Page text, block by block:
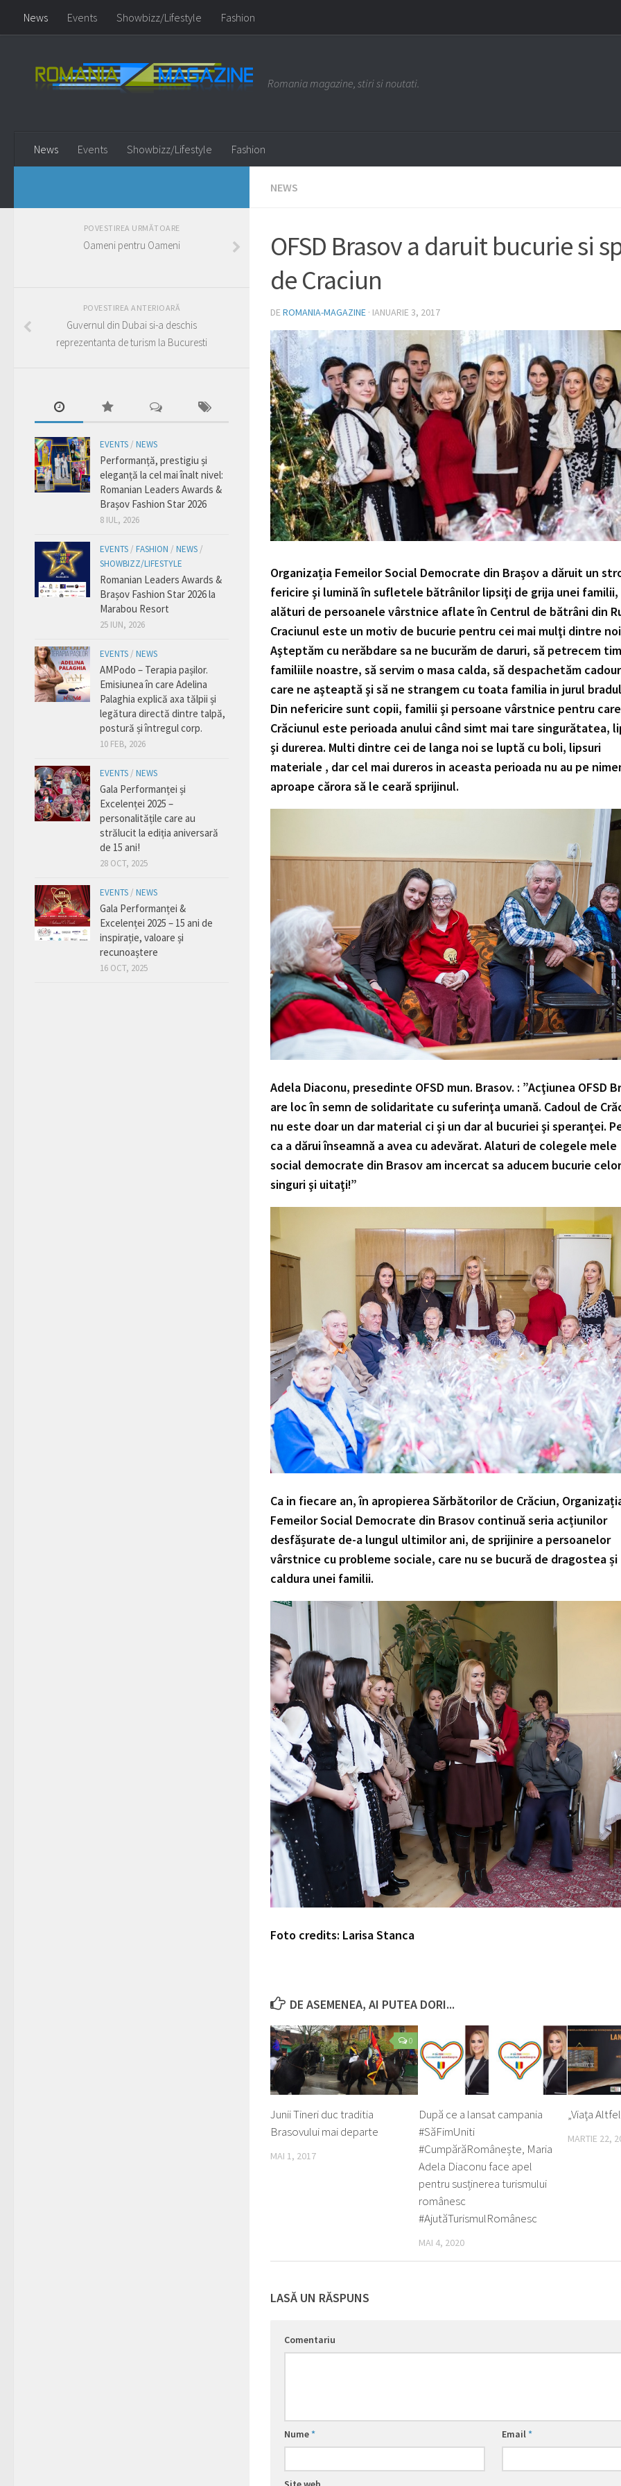
News Events Showbizz/Lifestyle Fashion
Romania magazine, stiri si noutati.
News Events Showbizz/Lifestyle Fashion
NEWS
OFSD Brasov a daruit bucurie si
de Craciun
DE ROMANIA-MAGAZINE · IANUARIE 3, 2017
Organizația Femeilor Social Democrate din Braşov a dăruit un
fericire şi lumină în sufletele bătrânilor lipsiţi de grija unei
alături de persoanele vârstnice aflate în Centrul de bătrâni din
Craciunul este un motiv de bucurie pentru cei mai mulţi dintre
Aşteptăm cu nerăbdare sa ne bucurăm de daruri, să petrecem
familiile noastre, să servim o masa calda, să despachetăm
care ne aşteaptă şi să ne strangem cu toata familia in jurul
Din nefericire sunt copii, familii şi persoane vârstnice pentru care
Crăciunul este perioada anului când simt mai tare singurătatea,
şi durerea. Multi dintre cei de langa noi se luptă cu boli, lipsuri
materiale , dar cel mai dureros in aceasta perioada nu au pe
aproape cărora să le ceară sprijinul.
Adela Diaconu, presedinte OFSD mun. Brasov. : ”Acţiunea OFSD
are loc în semn de solidaritate cu suferinţa umană. Cadoul de
nu este doar un dar material ci şi un dar al bucuriei şi speranţei.
ca a dărui înseamnă a avea cu adevărat. Alaturi de colegele mele
social democrate din Brasov am incercat sa aducem bucurie celor
singuri şi uitaţi!”
Ca in fiecare an, în apropierea Sărbătorilor de Crăciun,
Femeilor Social Democrate din Brasov continuă seria acțiunilor
desfășurate de-a lungul ultimilor ani, de sprijinire a persoanelor
vârstnice cu probleme sociale, care nu se bucură de dragostea și
caldura unei familii.
Foto credits: Larisa Stanca
DE ASEMENEA, AI PUTEA DORI...
0
Junii Tineri duc traditia
Brasovului mai departe
MAI 1, 2017
După ce a lansat campania
#SăFimUniti
#CumpărăRomânește, Maria
Adela Diaconu face apel
pentru susținerea turismului
românesc
#AjutăTurismulRomânesc
MAI 4, 2020
„Viaţa
MARTIE 22,
LASĂ UN RĂSPUNS
Comentariu
Nume* Email*
POVESTIREA URMĂTOARE
Oameni pentru Oameni
POVESTIREA ANTERIOARĂ
Guvernul din Dubai si-a deschis
reprezentanta de turism la Bucuresti
EVENTS / NEWS
Performanță, prestigiu și
eleganță la cel mai înalt nivel:
Romanian Leaders Awards &
Brașov Fashion Star 2026
8 IUL, 2026
EVENTS / FASHION / NEWS /
SHOWBIZZ/LIFESTYLE
Romanian Leaders Awards &
Brașov Fashion Star 2026 la
Marabou Resort
25 IUN, 2026
EVENTS / NEWS
AMPodo – Terapia pașilor.
Emisiunea în care Adelina
Palaghia explică axa tălpii și
legătura directă dintre talpă,
postură și întregul corp.
10 FEB, 2026
EVENTS / NEWS
Gala Performanței și
Excelenței 2025 –
personalitățile care au
strălucit la ediția aniversară
de 15 ani!
28 OCT, 2025
EVENTS / NEWS
Gala Performanței &
Excelenței 2025 – 15 ani de
inspirație, valoare și
recunoaștere
16 OCT, 2025